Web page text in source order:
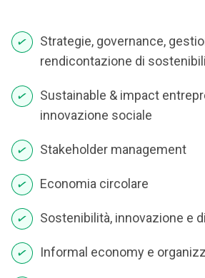
Strategie, governance,
rendicontazione di
Sustainable & impact
innovazione sociale
Stakeholder management
Economia circolare
Sostenibilità, innovazione e
Informal economy e